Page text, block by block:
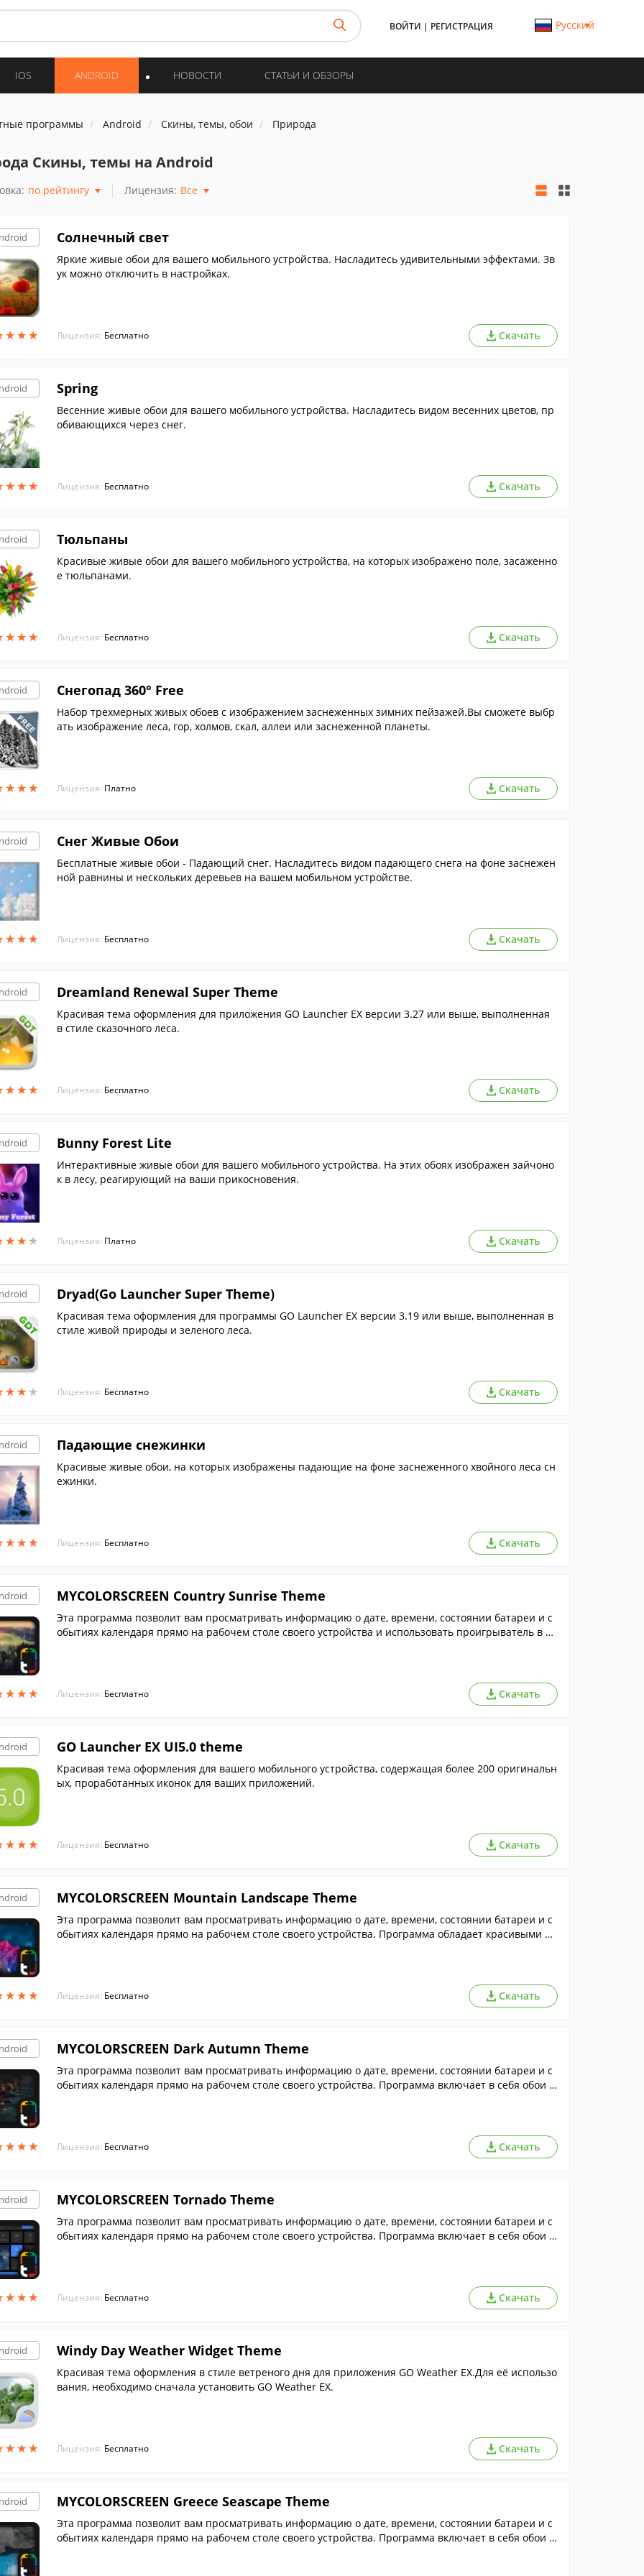
ВОЙТИ | РЕГИСТРАЦИЯ Русский
IOS ANDROID НОВОСТИ СТАТЬИ И ОБЗОРЫ
программы Android Скины, темы, обои Природа
Скины, темы на Android
по рейтингу Лицензия: Все
★★★
★★★
Cолнечный свет
Яркие живые обои для вашего мобильного устройства. Насладитесь удивительными эффектами. Зв
ук можно отключить в настройках.
Лицензия: Бесплатно Скачать
★★★
★★★
Spring
Весенние живые обои для вашего мобильного устройства. Насладитесь видом весенних цветов, пр
обивающихся через снег.
Лицензия: Бесплатно Скачать
★★★
★★★
Тюльпаны
Красивые живые обои для вашего мобильного устройства, на которых изображено поле, засаженно
е тюльпанами.
Лицензия: Бесплатно Скачать
★★★
★★★
Снегопад 360° Free
Набор трехмерных живых обоев с изображением заснеженных зимних пейзажей.Вы сможете выбр
ать изображение леса, гор, холмов, скал, аллеи или заснеженной планеты.
Лицензия: Платно Скачать
★★★
★★★
Снег Живые Обои
Бесплатные живые обои - Падающий снег. Насладитесь видом падающего снега на фоне заснежен
ной равнины и нескольких деревьев на вашем мобильном устройстве.
Лицензия: Бесплатно Скачать
★★★
★★★
Dreamland Renewal Super Theme
Красивая тема оформления для приложения GO Launcher EX версии 3.27 или выше, выполненная
в стиле сказочного леса.
Лицензия: Бесплатно Скачать
★★★
★★★
Bunny Forest Lite
Интерактивные живые обои для вашего мобильного устройства. На этих обоях изображен зайчоно
к в лесу, реагирующий на ваши прикосновения.
Лицензия: Платно Скачать
★★★
★★★
Dryad(Go Launcher Super Theme)
Красивая тема оформления для программы GO Launcher EX версии 3.19 или выше, выполненная в
стиле живой природы и зеленого леса.
Лицензия: Бесплатно Скачать
★★★
★★★
Падающие снежинки
Красивые живые обои, на которых изображены падающие на фоне заснеженного хвойного леса сн
ежинки.
Лицензия: Бесплатно Скачать
★★★
★★★
MYCOLORSCREEN Country Sunrise Theme
Эта программа позволит вам просматривать информацию о дате, времени, состоянии батареи и с
обытиях календаря прямо на рабочем столе своего устройства и использовать проигрыватель в по
Лицензия: Бесплатно Скачать
★★★
★★★
GO Launcher EX UI5.0 theme
Красивая тема оформления для вашего мобильного устройства, содержащая более 200 оригинальн
ых, проработанных иконок для ваших приложений.
Лицензия: Бесплатно Скачать
★★★
★★★
MYCOLORSCREEN Mountain Landscape Theme
Эта программа позволит вам просматривать информацию о дате, времени, состоянии батареи и с
обытиях календаря прямо на рабочем столе своего устройства. Программа обладает красивыми об
Лицензия: Бесплатно Скачать
★★★
★★★
MYCOLORSCREEN Dark Autumn Theme
Эта программа позволит вам просматривать информацию о дате, времени, состоянии батареи и с
обытиях календаря прямо на рабочем столе своего устройства. Программа включает в себя обои в
Лицензия: Бесплатно Скачать
★★★
★★★
MYCOLORSCREEN Tornado Theme
Эта программа позволит вам просматривать информацию о дате, времени, состоянии батареи и с
обытиях календаря прямо на рабочем столе своего устройства. Программа включает в себя обои с
Лицензия: Бесплатно Скачать
★★★
★★★
Windy Day Weather Widget Theme
Красивая тема оформления в стиле ветреного дня для приложения GO Weather EX.Для её использо
вания, необходимо сначала установить GO Weather EX.
Лицензия: Бесплатно Скачать
MYCOLORSCREEN Greece Seascape Theme
Эта программа позволит вам просматривать информацию о дате, времени, состоянии батареи и с
обытиях календаря прямо на рабочем столе своего устройства. Программа включает в себя обои с